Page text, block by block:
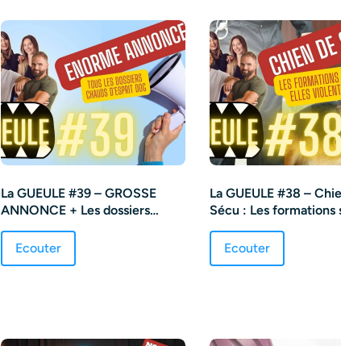
La GUEULE #39 – GROSSE
ANNONCE + Les dossiers
Ecouter
La GUEULE #38 –
Sécu : Les formations
Ecouter